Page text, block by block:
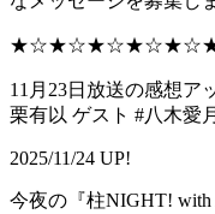
11月23日放送の感想ア
栗有以 ゲスト #八木愛月
2025/11/24 UP!
今夜の『柱NIGHT!